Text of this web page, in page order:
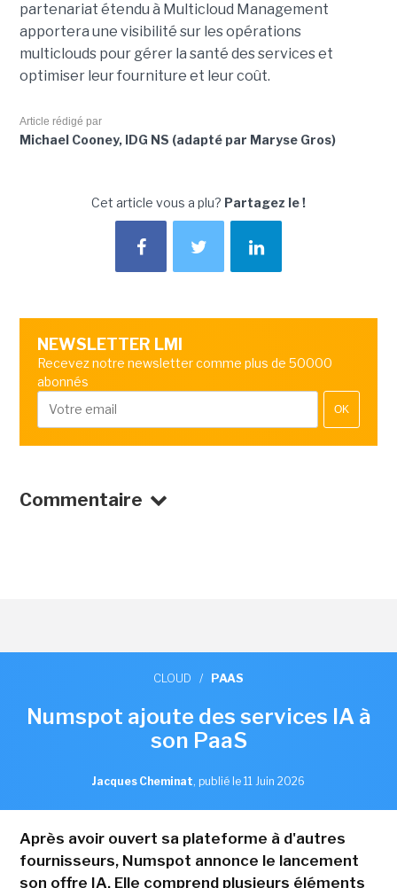
partenariat étendu à Multicloud Management
apportera une visibilité sur les opérations
multiclouds pour gérer la santé des services et
optimiser leur fourniture et leur coût.
Article rédigé par
Michael Cooney, IDG NS (adapté par Maryse Gros)
Cet article vous a plu? Partagez le !
NEWSLETTER LMI
Recevez notre newsletter comme plus de 50000
abonnés
OK
Commentaire
CLOUD / PAAS
Numspot ajoute des services IA à
son PaaS
Jacques Cheminat, publié le 11 Juin 2026
Après avoir ouvert sa plateforme à d'autres
fournisseurs, Numspot annonce le lancement
son offre IA. Elle comprend plusieurs éléments